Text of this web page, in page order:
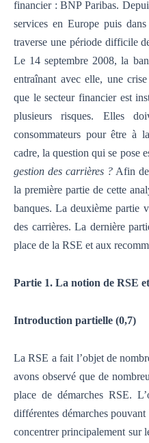
financier : BNP Paribas.
services en Europe puis
traverse une période difficile
Le 14 septembre 2008, la
entraînant avec elle, une
que le secteur financier est
plusieurs risques. Elles
consommateurs pour être à
cadre, la question qui se pose
gestion des carrières ?Afin de
la première partie de cette
banques. La deuxième partie
des carrières. La dernière
place de la RSE et aux
Partie 1. La notion de RSE
Introduction partielle (0,7)
La RSE a fait l’objet de
avons observé que de
place de démarches RSE.
différentes démarches
concentrer principalement sur